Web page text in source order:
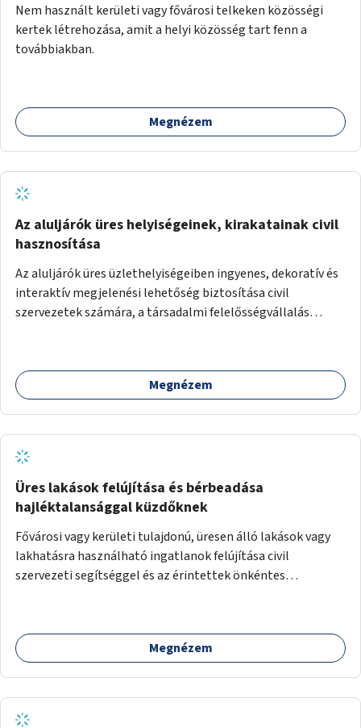
Nem használt kerületi vagy fővárosi telkeken közösségi
kertek létrehozása, amit a helyi közösség tart fenn a
továbbiakban.
Megnézem
Az aluljárók üres helyiségeinek, kirakatainak civil
hasznosítása
Az aluljárók üres üzlethelyiségeiben ingyenes, dekoratív és
interaktív megjelenési lehetőség biztosítása civil
szervezetek számára, a társadalmi felelősségvállalás
például rajzokkal, kérdésekkel, üzenetküldési lehetőséggel
vagy akciónapokkal – bérleti és közüzemi díjak nélkül, a
Megnézem
Üres lakások felújítása és bérbeadása
hajléktalansággal küzdőknek
Fővárosi vagy kerületi tulajdonú, üresen álló lakások vagy
lakhatásra használható ingatlanok felújítása civil
szervezeti segítséggel és az érintettek önkéntes
Megnézem